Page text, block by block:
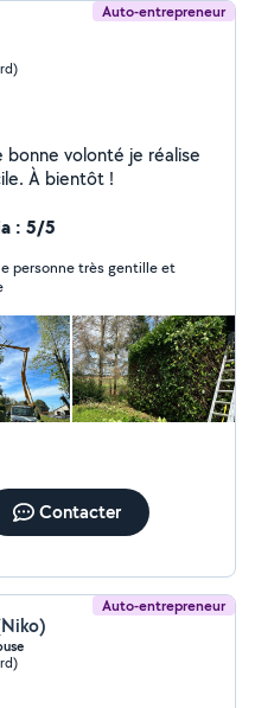
Auto-entrepreneur
bonne volonté je réalise
l'entretien extérieur de domicile. À bientôt !
: 5/5
personne très gentille et
Contacter
Auto-entrepreneur